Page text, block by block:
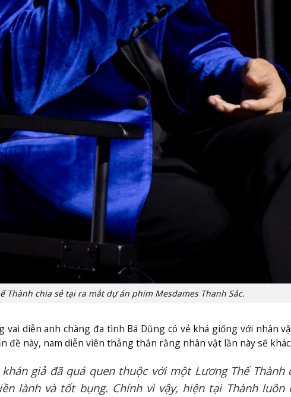
Thành chia sẻ tại ra mắt dự án phim Mesdames Thanh Sắc.
diễn anh chàng đa tình Bá Dũng có vẻ khá giống với nhân
đề này, nam diễn viên thẳng thắn rằng nhân vật lần này sẽ khác.
giả đã quá quen thuộc với một Lương Thế Thành
lành và tốt bụng. Chính vì vậy, hiện tại Thành luôn